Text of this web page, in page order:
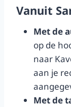
Vanuit
Met de
op de
naar
aan je
Met de